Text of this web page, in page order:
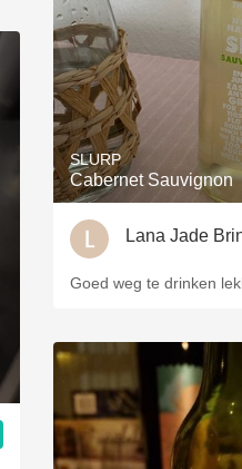
SLURP
Cabernet Sauvignon
Lana Jade
Goed weg te drinken